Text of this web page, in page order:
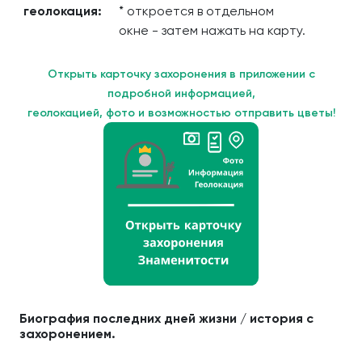
геолокация:
* откроется в отдельном
окне - затем нажать на карту.
Открыть карточку захоронения в приложении с
подробной информацией,
геолокацией, фото и возможностью отправить цветы!
Биография последних дней жизни / история с
захоронением.